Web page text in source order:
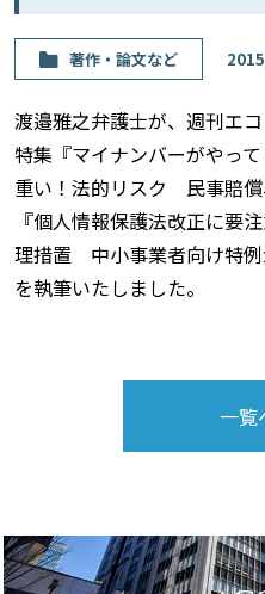
著作・論⽂など
渡邉雅之弁護士が、週刊エ
特集『マイナンバーがやっ
重い！法的リスク 民事賠償
『個人情報保護法改正に
理措置 中小事業者向け特
を執筆いたしました。
一覧